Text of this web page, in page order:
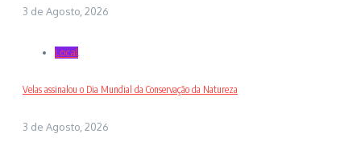
3 de Agosto, 2026
Local
Velas assinalou o Dia Mundial da Conservação da Natureza
3 de Agosto, 2026